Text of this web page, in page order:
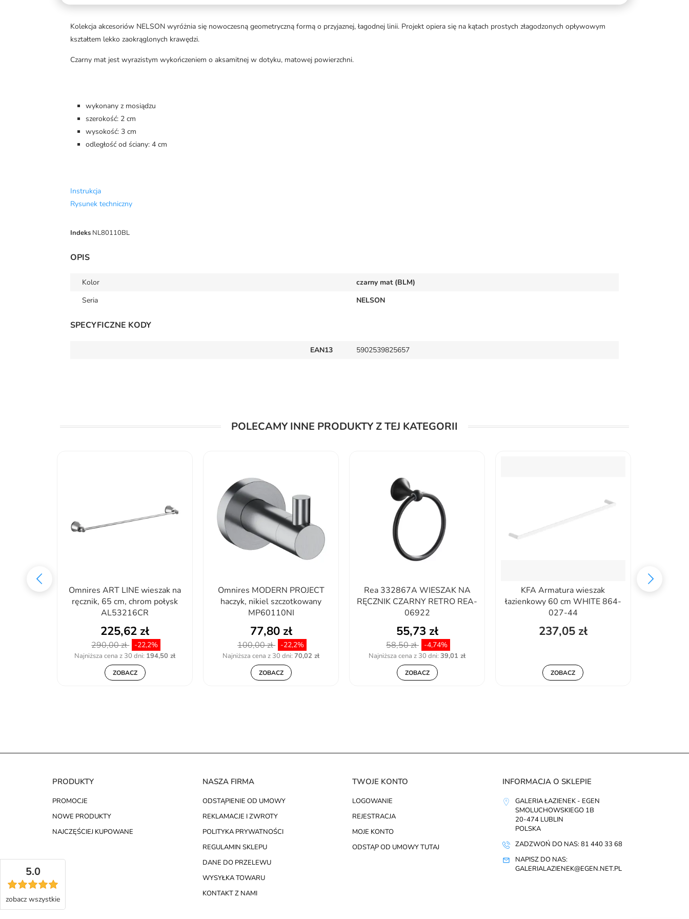
Kolekcja akcesoriów NELSON wyróżnia się nowoczesną geometryczną formą o przyjaznej, łagodnej linii. Projekt opiera się na kątach prostych złagodzonych opływowym
kształtem lekko zaokrąglonych krawędzi.
Czarny mat jest wyrazistym wykończeniem o aksamitnej w dotyku, matowej powierzchni.
wykonany z mosiądzu
szerokość: 2 cm
wysokość: 3 cm
odległość od ściany: 4 cm
Instrukcja
Rysunek techniczny
Indeks NL80110BL
OPIS
Kolor
czarny mat (BLM)
Seria
NELSON
SPECYFICZNE KODY
EAN13 5902539825657
POLECAMY INNE PRODUKTY Z TEJ KATEGORII
Omnires ART LINE wieszak na
ręcznik, 65 cm, chrom połysk
AL53216CR
225,62 zł
290,00 zł -22,2%
Najniższa cena z 30 dni: 194,50 zł
ZOBACZ
Omnires MODERN PROJECT
haczyk, nikiel szczotkowany
MP60110NI
77,80 zł
100,00 zł -22,2%
Najniższa cena z 30 dni:70,02 zł
ZOBACZ
Rea 332867A WIESZAK NA
RĘCZNIK CZARNY RETRO REA-
06922
55,73 zł
58,50 zł -4,74%
Najniższa cena z 30 dni:39,01 zł
ZOBACZ
KFA Armatura wieszak
łazienkowy 60 cm WHITE 864-
027-44
237,05 zł
ZOBACZ
PRODUKTY
PROMOCJE
NOWE PRODUKTY
NAJCZĘŚCIEJ KUPOWANE
NASZA FIRMA
ODSTĄPIENIE OD UMOWY
REKLAMACJE I ZWROTY
POLITYKA PRYWATNOŚCI
REGULAMIN SKLEPU
DANE DO PRZELEWU
WYSYŁKA TOWARU
KONTAKT Z NAMI
TWOJE KONTO
LOGOWANIE
REJESTRACJA
MOJE KONTO
ODSTĄP OD UMOWY TUTAJ
INFORMACJA O SKLEPIE
GALERIA ŁAZIENEK - EGEN
SMOLUCHOWSKIEGO 1B
20-474 LUBLIN
POLSKA
ZADZWOŃ DO NAS: 81 440 33 68
NAPISZ DO NAS:
GALERIALAZIENEK@EGEN.NET.PL
5.0
zobacz wszystkie